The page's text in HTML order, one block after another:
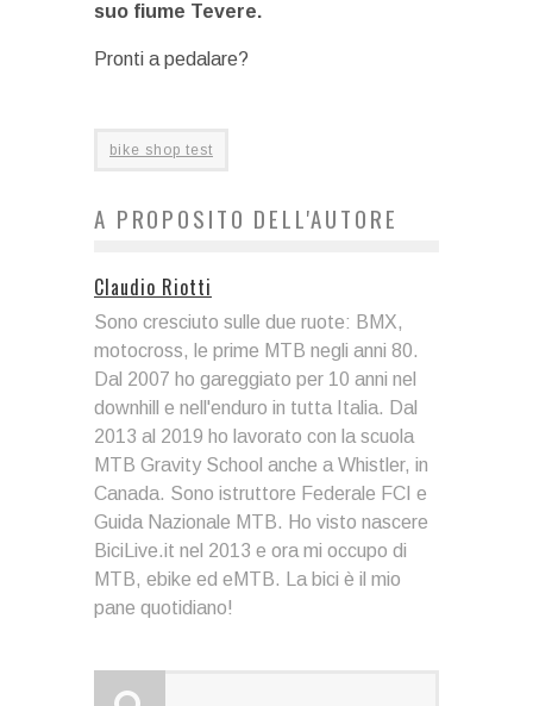
suo fiume Tevere.
Pronti a pedalare?
bike shop test
A PROPOSITO DELL'AUTORE
Claudio Riotti
Sono cresciuto sulle due ruote: BMX,
motocross, le prime MTB negli anni 80.
Dal 2007 ho gareggiato per 10 anni nel
downhill e nell'enduro in tutta Italia. Dal
2013 al 2019 ho lavorato con la scuola
MTB Gravity School anche a Whistler, in
Canada. Sono istruttore Federale FCI e
Guida Nazionale MTB. Ho visto nascere
BiciLive.it nel 2013 e ora mi occupo di
MTB, ebike ed eMTB. La bici è il mio
pane quotidiano!